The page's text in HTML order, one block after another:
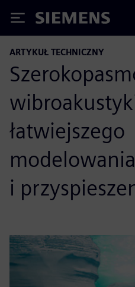
Siemens
ARTYKUŁ TECHNICZNY
łatwiejszego
modelowania
i